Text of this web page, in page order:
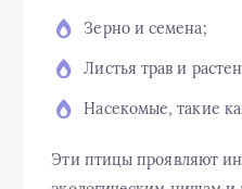
Зерно и семена;
Листья трав и
Насекомые, такие
Эти птицы проявляют